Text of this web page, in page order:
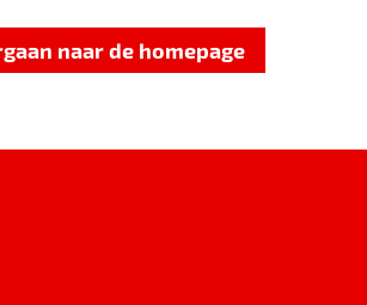
naar de homepage